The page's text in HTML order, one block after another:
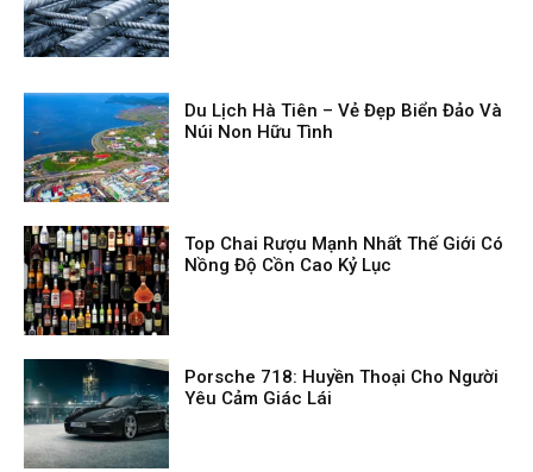
Du Lịch Hà Tiên – Vẻ Đẹp Biển Đảo Và
Núi Non Hữu Tình
Top Chai Rượu Mạnh Nhất Thế Giới Có
Nồng Độ Cồn Cao Kỷ Lục
Porsche 718: Huyền Thoại Cho Người
Yêu Cảm Giác Lái